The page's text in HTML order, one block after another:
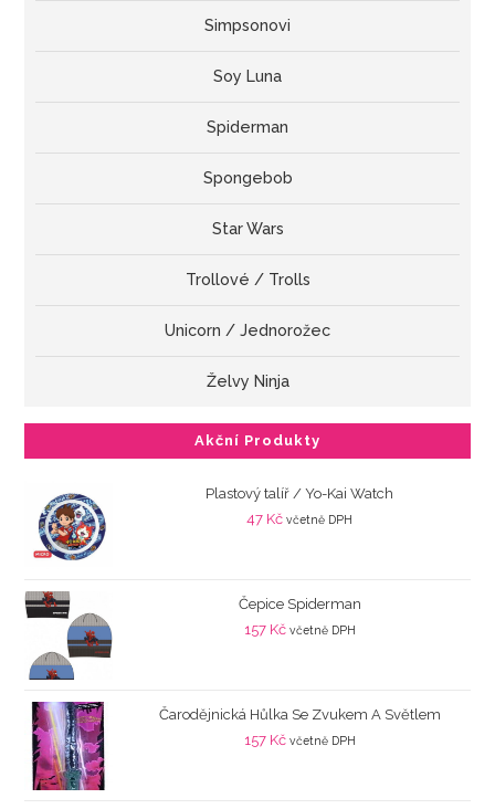
Simpsonovi
Soy Luna
Spiderman
Spongebob
Star Wars
Trollové / Trolls
Unicorn / Jednorožec
Želvy Ninja
Akční Produkty
Plastový talíř / Yo-Kai Watch
47 Kč včetně DPH
Čepice Spiderman
157 Kč včetně DPH
Čarodějnická Hůlka Se Zvukem A Světlem
157 Kč včetně DPH